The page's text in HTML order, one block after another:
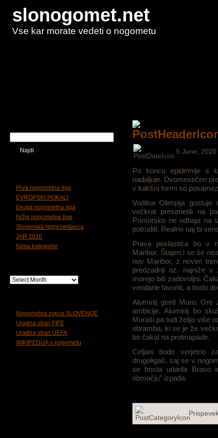
slonogomet.net
Vse kar morate vedeti o nogometu
Najdi
Prva nogometna liga
EVROPSKI POKALI
Druga nogometna liga
Nižje nogometne lige
Slovenska reprezentanca
JAR 2010
Nima kategorije
Nogometna zveza SLOVENIJE
Uradna stran FIFE
Uradna stran UEFA
WIKIPEDIJA o nogometu
5 June,
Po koncu epidemije s
nadaljuje. Dvomesečen
v kakšni formi so
Vodilna Olimpija
večkrat presenetili na
Primorsko ne odhaja na
potruditi. Realno naj bi
Prava poslastica bo v
Maribor. Štajerci se še
nov Maribor, z novim
predzadnji oz. najniže
morejo biti zadovoljni.
vendarle favoriti, a bodo
Aluminij gosti Muro. Gre
ambicije. Aluminij bo
Muraši pa tudi želijo više
obramba, ki se je že
bo čakal na protinapade.
Celjani bodo verjetno
drugoligaš, saj se v
se bosta udarila Bravo
območju” izpada.